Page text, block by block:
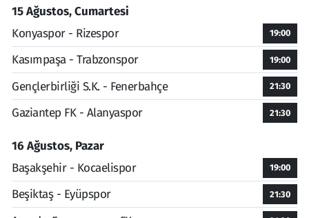
15 Ağustos, Cumartesi
Konyaspor - Rizespor
19:00
Kasımpaşa - Trabzonspor 19:00
Gençlerbirliği S.K. - Fenerbahçe 21:30
Gaziantep FK - Alanyaspor 21:30
16 Ağustos, Pazar
Başakşehir - Kocaelispor
19:00
Beşiktaş - Eyüpspor 21:30